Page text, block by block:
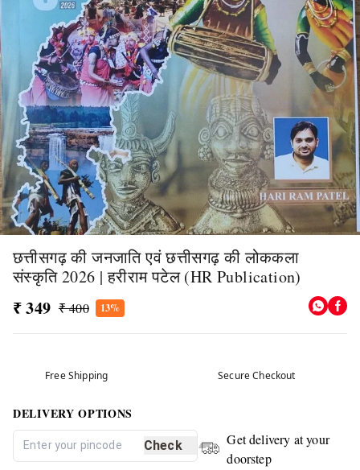
छत्तीसगढ़ की जनजाति एवं छत्तीसगढ़ की लोककला
संस्कृति 2026 | हरीराम पटेल (HR Publication)
₹ 349 ₹ 400 13%
Free Shipping Secure Checkout
DELIVERY OPTIONS
Check
Get delivery at your
doorstep